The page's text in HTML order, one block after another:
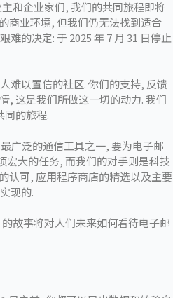
和企业家们, 我们的共同旅程即将
商业环境, 但我们仍无法找到适合
的决定: 于 2025 年 7 月 31 日停止
难以置信的社区. 你们的支持, 反馈
, 这是我们所做这一切的动力. 我们
同的旅程.
广泛的通信工具之一, 要为电子邮
宏大的任务, 而我们的对手则是科技
认可, 应用程序商店的精选以及主要
现的.
故事将对人们未来如何看待电子邮